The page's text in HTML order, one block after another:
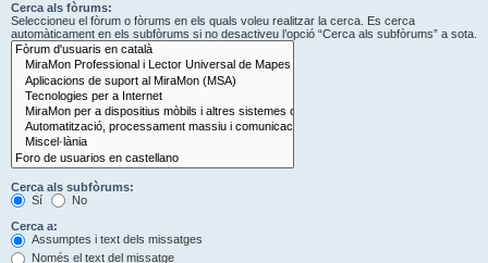
Cerca als fòrums:
Seleccioneu el fòrum o fòrums en els quals voleu realitzar la cerca. Es cerca
automàticament en els subfòrums si no desactiveu l’opció “Cerca als subfòrums” a sota.
Cerca als subfòrums:
Sí
No
Cerca a:
Assumptes i text dels missatges
Només el text del missatge